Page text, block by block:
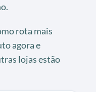
rota mais
agora e
lojas estão